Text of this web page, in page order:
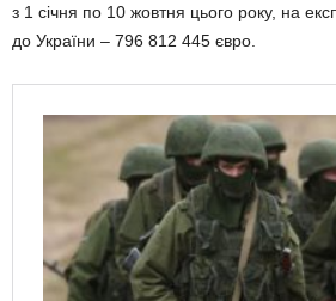
з 1 січня по 10 жовтня цього року, на
до України – 796 812 445 євро.